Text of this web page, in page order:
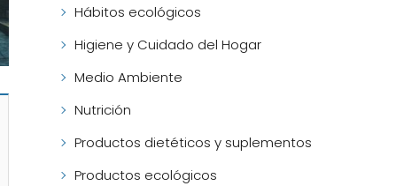
Hábitos ecológicos
Higiene y Cuidado del Hogar
Medio Ambiente
Nutrición
Productos dietéticos y suplementos
Productos ecológicos